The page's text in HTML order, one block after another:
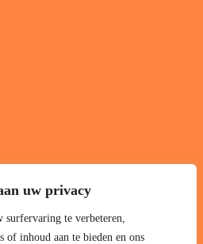
uw privacy
te verbeteren,
of inhoud aan te bieden en ons